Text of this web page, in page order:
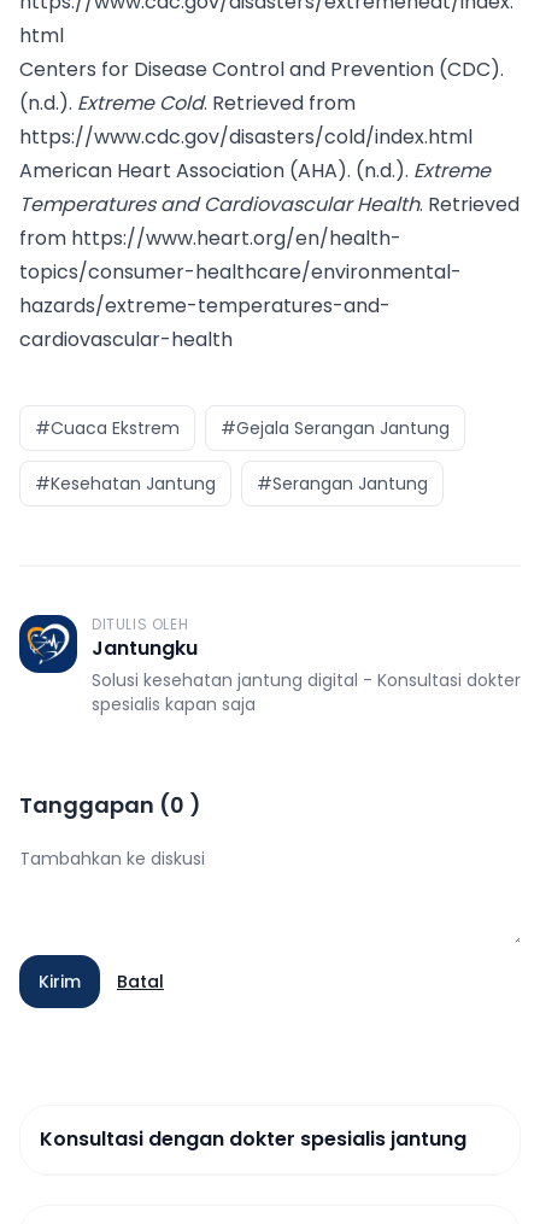
html
Centers for Disease Control and Prevention (CDC).
(n.d.). Extreme Cold. Retrieved from
https://www.cdc.gov/disasters/cold/index.html
American Heart Association (AHA). (n.d.). Extreme
Temperatures and Cardiovascular Health. Retrieved
from https://www.heart.org/en/health-
topics/consumer-healthcare/environmental-
hazards/extreme-temperatures-and-
cardiovascular-health
#Cuaca Ekstrem #Gejala Serangan Jantung
#Kesehatan Jantung #Serangan Jantung
J
DITULIS OLEH
Jantungku
Solusi kesehatan jantung digital - Konsultasi dokter
spesialis kapan saja
Tanggapan (0 )
Kirim Batal
Konsultasi dengan dokter spesialis jantung